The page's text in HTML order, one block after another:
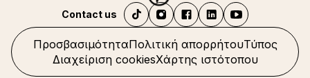
ΠροσβασιμότηταΠολιτική απορρήτουΤύπος
Διαχείριση cookiesΧάρτης ιστότοπου
Contact us